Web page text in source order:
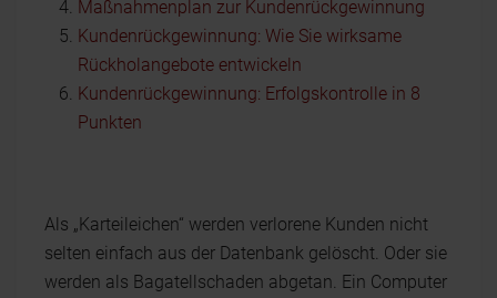
Maßnahmenplan zur Kundenrückgewinnung
Kundenrückgewinnung: Wie Sie wirksame
Rückholangebote entwickeln
Kundenrückgewinnung: Erfolgskontrolle in 8
Punkten
Als „Karteileichen“ werden verlorene Kunden nicht
selten einfach aus der Datenbank gelöscht. Oder sie
werden als Bagatellschaden abgetan. Ein Computer